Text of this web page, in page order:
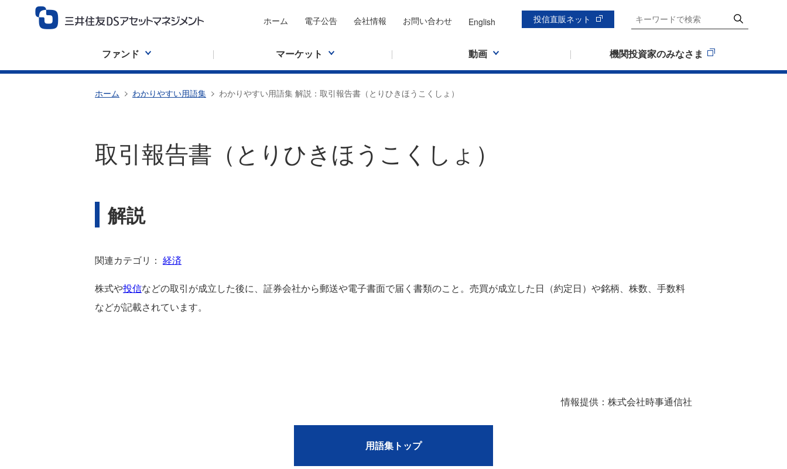
ホーム 電子公告 会社情報 お問い合わせ English 投信直販ネット
ファンド マーケット 動画 機関投資家のみなさま
ホーム わかりやすい用語集 わかりやすい用語集 解説：取引報告書（とりひきほうこくしょ）
取引報告書（とりひきほうこくしょ）
解説
関連カテゴリ： 経済
株式や投信などの取引が成立した後に、証券会社から郵送や電子書面で届く書類のこと。売買が成立した日（約定日）や銘柄、株数、手数料
などが記載されています。
情報提供：株式会社時事通信社
用語集トップ